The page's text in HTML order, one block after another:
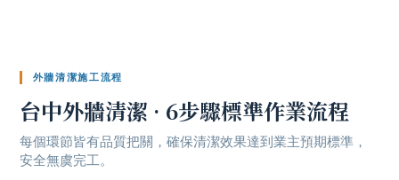
外牆清潔施工流程
台中外牆清潔 · 6步驟標準作業流程
每個環節皆有品質把關，確保清潔效果達到業主預期標準，
安全無虞完工。